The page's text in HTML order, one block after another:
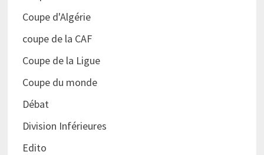
Coupe d'Algérie
coupe de la CAF
Coupe de la Ligue
Coupe du monde
Débat
Division Inférieures
Edito